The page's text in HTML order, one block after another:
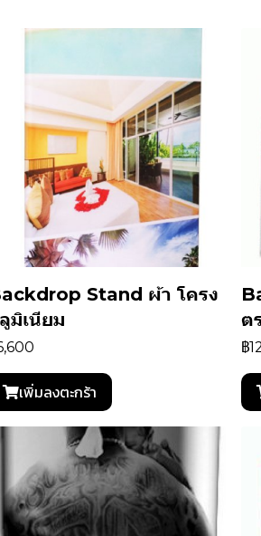
Stand ผ้า โครง
มิเนียม
เพิ่มลงตะกร้า
ต
฿